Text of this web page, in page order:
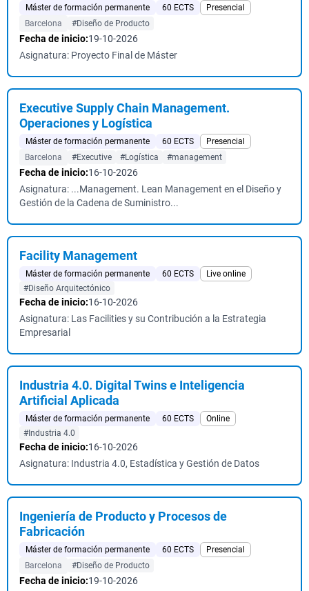
Máster de formación permanente 60 ECTS
Presencial
Barcelona
#Diseño de Producto
Fecha de inicio:19-10-2026
Asignatura: Proyecto Final de Máster
Executive Supply Chain Management.
Operaciones y Logística
Máster de formación permanente 60 ECTS
Presencial
Barcelona
#Executive #Logística #management
Fecha de inicio:16-10-2026
Asignatura: ...Management. Lean Management en el Diseño y
Gestión de la Cadena de Suministro...
Facility Management
Máster de formación permanente 60 ECTS
Live online
#Diseño Arquitectónico
Fecha de inicio:16-10-2026
Asignatura: Las Facilities y su Contribución a la Estrategia
Empresarial
Industria 4.0. Digital Twins e Inteligencia
Artificial Aplicada
Máster de formación permanente 60 ECTS
Online
#Industria 4.0
Fecha de inicio:16-10-2026
Asignatura: Industria 4.0, Estadística y Gestión de Datos
Ingeniería de Producto y Procesos de
Fabricación
Máster de formación permanente 60 ECTS
Presencial
Barcelona
#Diseño de Producto
Fecha de inicio:19-10-2026